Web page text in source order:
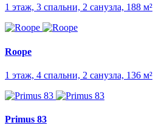
1 этаж, 3 спальни, 2 санузла, 188 м²
Roope
1 этаж, 4 спальни, 2 санузла, 136 м²
Primus 83